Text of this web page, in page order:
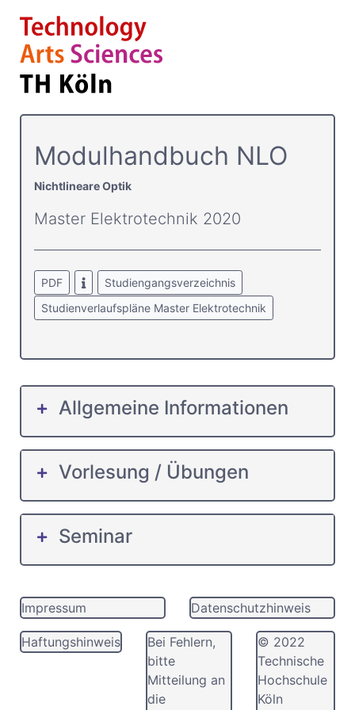
Modulhandbuch NLO
Nichtlineare Optik
Master Elektrotechnik 2020
PDF
Studiengangsverzeichnis
Studienverlaufspläne Master Elektrotechnik
Allgemeine Informationen
Vorlesung / Übungen
Seminar
Impressum Datenschutzhinweis
Haftungshinweis
Bei Fehlern,
bitte
Mitteilung an
die
© 2022
Technische
Hochschule
Köln